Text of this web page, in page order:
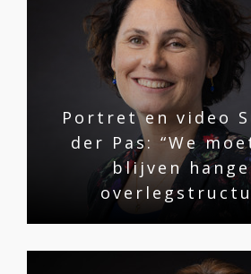
Portret en video
der Pas: “We
blijven